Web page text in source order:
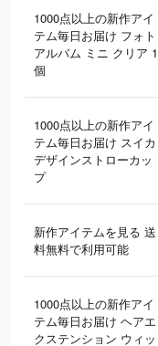
1000点以上の新作アイ
テム毎日お届け フォト
アルバム ミニ クリア 1
個
1000点以上の新作アイ
テム毎日お届け スイカ
デザインストローカッ
プ
新作アイテムを見る 送
料無料で利用可能
1000点以上の新作アイ
テム毎日お届け ヘアエ
クステンション ウィッ